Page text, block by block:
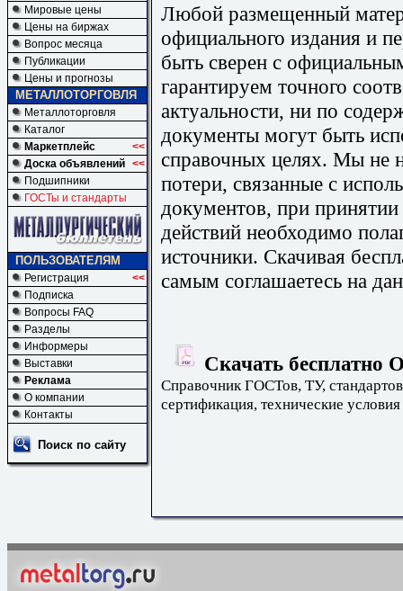
Мировые цены
Цены на биржах
Вопрос месяца
Публикации
Цены и прогнозы
МЕТАЛЛОТОРГОВЛЯ
Металлоторговля
Каталог
Маркетплейс
<<
Доска объявлений <<
Подшипники
ГОСТы и стандарты
ПОЛЬЗОВАТЕЛЯМ
Регистрация
<<
Подписка
Вопросы FAQ
Разделы
Информеры
Выставки
Реклама
О компании
Контакты
Поиск по сайту
Любой размещенный
официального издания и
быть сверен с
гарантируем точного
актуальности, ни по
документы могут быть
справочных целях. Мы не
потери, связанные с
документов, при
действий необходимо
источники. Скачивая
самым соглашаетесь на
Скачать бесплатно
Справочник ГОСТов, ТУ,
сертификация, технические условия